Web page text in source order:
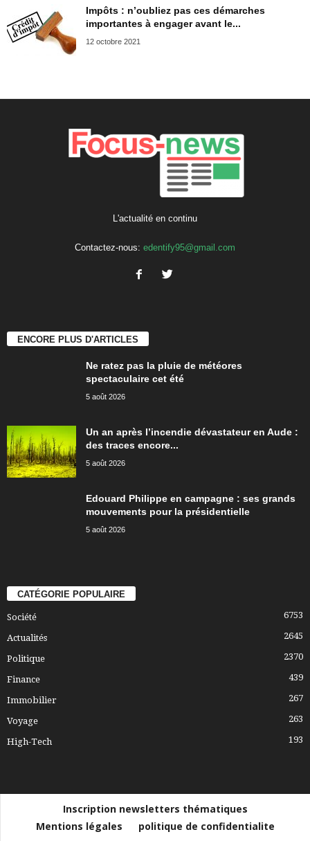
Impôts : n’oubliez pas ces démarches
importantes à engager avant le...
12 octobre 2021
L'actualité en continu
Contactez-nous: edentify95@gmail.com
ENCORE PLUS D'ARTICLES
Ne ratez pas la pluie de météores
spectaculaire cet été
5 août 2026
Un an après l’incendie dévastateur en Aude :
des traces encore...
5 août 2026
Edouard Philippe en campagne : ses grands
mouvements pour la présidentielle
5 août 2026
CATÉGORIE POPULAIRE
Société 6753
Actualités 2645
Politique 2370
Finance 439
Immobilier 267
Voyage 263
High-Tech 193
Inscription newsletters thématiques
Mentions légales
politique de confidentialite